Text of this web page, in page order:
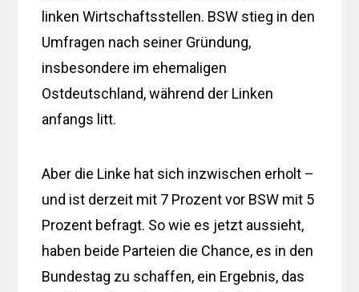
linken Wirtschaftsstellen. BSW stieg in den
Umfragen nach seiner Gründung,
insbesondere im ehemaligen
Ostdeutschland, während der Linken
anfangs litt.
Aber die Linke hat sich inzwischen erholt –
und ist derzeit mit 7 Prozent vor BSW mit 5
Prozent befragt. So wie es jetzt aussieht,
haben beide Parteien die Chance, es in den
Bundestag zu schaffen, ein Ergebnis, das